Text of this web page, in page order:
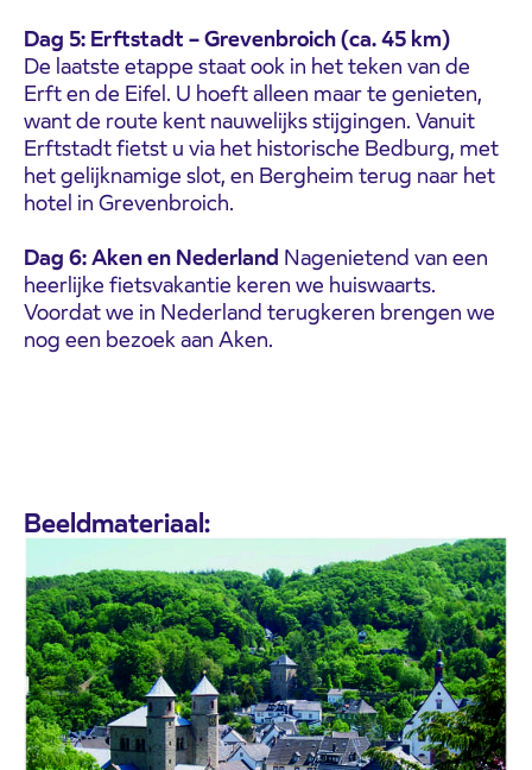
Dag 5: Erftstadt – Grevenbroich (ca. 45 km)
De laatste etappe staat ook in het teken van de
Erft en de Eifel. U hoeft alleen maar te genieten,
want de route kent nauwelijks stijgingen. Vanuit
Erftstadt fietst u via het historische Bedburg, met
het gelijknamige slot, en Bergheim terug naar het
hotel in Grevenbroich.
Dag 6: Aken en Nederland Nagenietend van een
heerlijke fietsvakantie keren we huiswaarts.
Voordat we in Nederland terugkeren brengen we
nog een bezoek aan Aken.
Beeldmateriaal: